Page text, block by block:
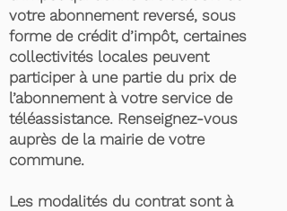
votre abonnement reversé, sous
forme de crédit d’impôt, certaines
collectivités locales peuvent
participer à une partie du prix de
l’abonnement à votre service de
téléassistance. Renseignez-vous
auprès de la mairie de votre
commune.
Les modalités du contrat sont à